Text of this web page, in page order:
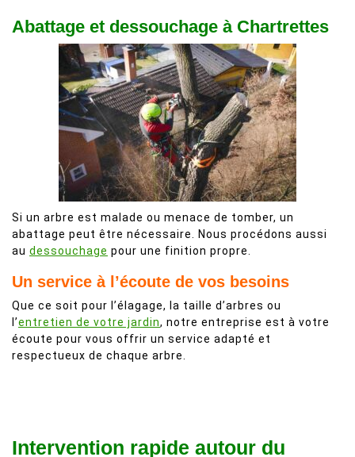
Abattage et dessouchage à Chartrettes
Si un arbre est malade ou menace de tomber, un
abattage peut être nécessaire. Nous procédons aussi
au dessouchage pour une finition propre.
Un service à l’écoute de vos besoins
Que ce soit pour l’élagage, la taille d’arbres ou
l’entretien de votre jardin, notre entreprise est à votre
écoute pour vous offrir un service adapté et
respectueux de chaque arbre.
Intervention rapide autour du